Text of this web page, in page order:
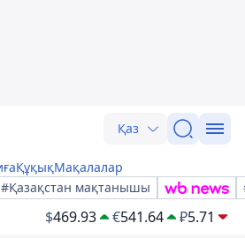
Қаз
ҚұқықМақалалар
#Қазақстан мақтанышы
$469.93 €541.64 ₽5.71